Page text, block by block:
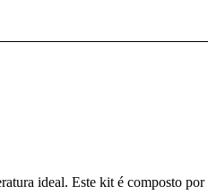
ideal. Este kit é composto